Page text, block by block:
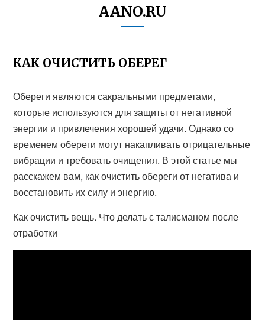
AANO.RU
КАК ОЧИСТИТЬ ОБЕРЕГ
Обереги являются сакральными предметами,
которые используются для защиты от негативной
энергии и привлечения хорошей удачи. Однако со
временем обереги могут накапливать отрицательные
вибрации и требовать очищения. В этой статье мы
расскажем вам, как очистить обереги от негатива и
восстановить их силу и энергию.
Как очистить вещь. Что делать с талисманом после
отработки